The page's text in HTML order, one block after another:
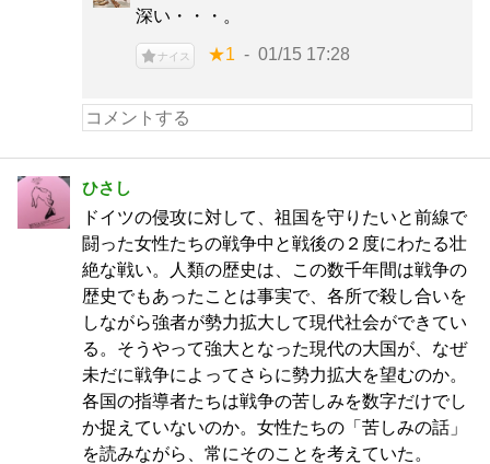
深い・・・。
ナイス ★1 01/15 17:28
ひさし
ドイツの侵攻に対して、祖国を守りたいと前線で
闘った女性たちの戦争中と戦後の２度にわたる壮
絶な戦い。人類の歴史は、この数千年間は戦争の
歴史でもあったことは事実で、各所で殺し合いを
しながら強者が勢力拡大して現代社会ができてい
る。そうやって強大となった現代の大国が、なぜ
未だに戦争によってさらに勢力拡大を望むのか。
各国の指導者たちは戦争の苦しみを数字だけでし
か捉えていないのか。女性たちの「苦しみの話」
を読みながら、常にそのことを考えていた。